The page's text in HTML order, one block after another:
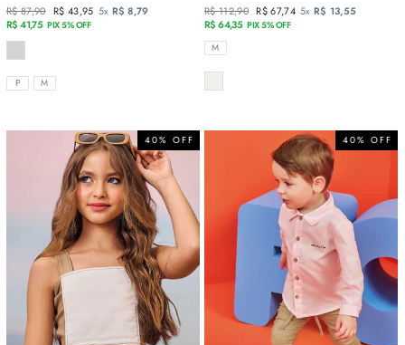
Preço
normal
R$ 87,90 Preço
promocional
R$ 43,95 5x R$ 8,79
R$ 41,75 PIX 5% OFF
COR
TAMANHOS
P M
Preço
normal
R$ 112,90 Preço
promocional
R$ 67,74 5x R$ 13,55
R$ 64,35 PIX 5% OFF
TAMANHOS
M
COR
40% OFF 40% OFF